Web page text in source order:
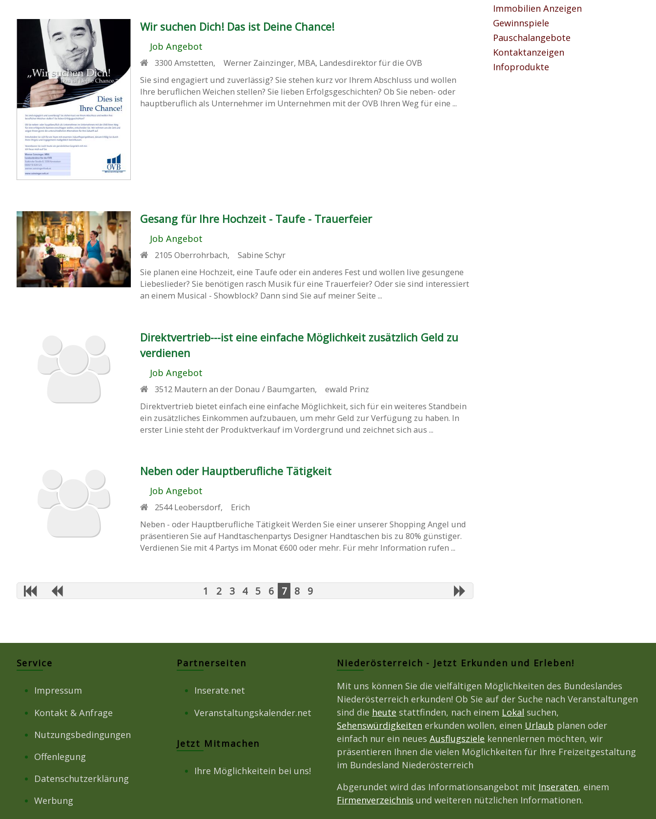
Wir suchen Dich! Das ist Deine Chance!
Job Angebot
3300 Amstetten,
Werner Zainzinger, MBA, Landesdirektor für die OVB
Sie sind engagiert und zuverlässig? Sie stehen kurz vor Ihrem Abschluss und wollen
Ihre beruflichen Weichen stellen? Sie lieben Erfolgsgeschichten? Ob Sie neben- oder
hauptberuflich als Unternehmer im Unternehmen mit der OVB Ihren Weg für eine ...
Gesang für Ihre Hochzeit - Taufe - Trauerfeier
Job Angebot
2105 Oberrohrbach,
Sabine Schyr
Sie planen eine Hochzeit, eine Taufe oder ein anderes Fest und wollen live gesungene
Liebeslieder? Sie benötigen rasch Musik für eine Trauerfeier? Oder sie sind interessiert
an einem Musical - Showblock? Dann sind Sie auf meiner Seite ...
Direktvertrieb---ist eine einfache Möglichkeit zusätzlich Geld zu
verdienen
Job Angebot
3512 Mautern an der Donau / Baumgarten,
ewald Prinz
Direktvertrieb bietet einfach eine einfache Möglichkeit, sich für ein weiteres Standbein
ein zusätzliches Einkommen aufzubauen, um mehr Geld zur Verfügung zu haben. In
erster Linie steht der Produktverkauf im Vordergrund und zeichnet sich aus ...
Neben oder Hauptberufliche Tätigkeit
Job Angebot
2544 Leobersdorf,
Erich
Neben - oder Hauptberufliche Tätigkeit Werden Sie einer unserer Shopping Angel und
präsentieren Sie auf Handtaschenpartys Designer Handtaschen bis zu 80% günstiger.
Verdienen Sie mit 4 Partys im Monat €600 oder mehr. Für mehr Information rufen ...
1 2 3 4 5 6 7 8 9
Immobilien Anzeigen
Gewinnspiele
Pauschalangebote
Kontaktanzeigen
Infoprodukte
Service
Impressum
Kontakt & Anfrage
Nutzungsbedingungen
Offenlegung
Datenschutzerklärung
Werbung
Partnerseiten
Inserate.net
Veranstaltungskalender.net
Jetzt Mitmachen
Ihre Möglichkeitein bei uns!
Niederösterreich - Jetzt Erkunden und Erleben!
Mit uns können Sie die vielfältigen Möglichkeiten des Bundeslandes
Niederösterreich erkunden! Ob Sie auf der Suche nach Veranstaltungen
sind die heute stattfinden, nach einem Lokal suchen,
Sehenswürdigkeiten erkunden wollen, einen Urlaub planen oder
einfach nur ein neuesAusflugsziele kennenlernen möchten, wir
präsentieren Ihnen die vielen Möglichkeiten für Ihre Freizeitgestaltung
im Bundesland Niederösterreich
Abgerundet wird das Informationsangebot mit Inseraten, einem
Firmenverzeichnis und weiteren nützlichen Informationen.